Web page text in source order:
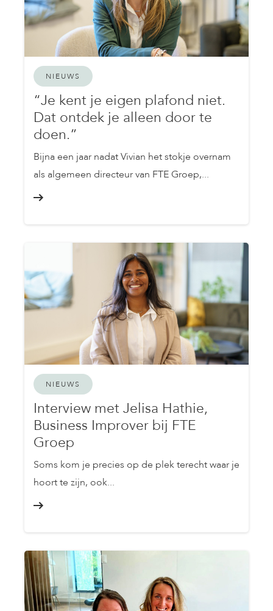
NIEUWS
“Je kent je eigen plafond niet.
Dat ontdek je alleen door te
doen.”
Bijna een jaar nadat Vivian het stokje overnam
als algemeen directeur van FTE Groep,...
NIEUWS
Interview met Jelisa Hathie,
Business Improver bij FTE
Groep
Soms kom je precies op de plek terecht waar je
hoort te zijn, ook...